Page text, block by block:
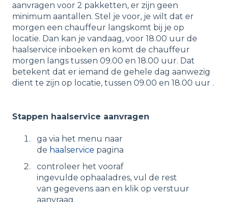
aanvragen voor 2 pakketten, er zijn geen
minimum aantallen. Stel je voor, je wilt dat er
morgen een chauffeur langskomt bij je op
locatie. Dan kan je vandaag, voor 18.00 uur de
haalservice inboeken en komt de chauffeur
morgen langs tussen 09.00 en 18.00 uur. Dat
betekent dat er iemand de gehele dag aanwezig
dient te zijn op locatie, tussen 09.00 en 18.00 uur .
Stappen haalservice aanvragen
ga via het menu naar
de haalservice pagina
controleer het vooraf
ingevulde ophaaladres, vul de rest
van gegevens aan en klik op verstuur
aanvraag